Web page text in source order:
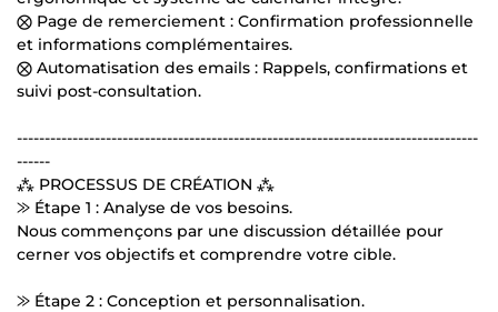
⨂ Page de remerciement : Confirmation professionnelle
et informations complémentaires.
⨂ Automatisation des emails : Rappels, confirmations et
suivi post-consultation.
-----------------------------------------------------------------------------------
------
⁂ PROCESSUS DE CRÉATION ⁂
⨠ Étape 1 : Analyse de vos besoins.
Nous commençons par une discussion détaillée pour
cerner vos objectifs et comprendre votre cible.
⨠ Étape 2 : Conception et personnalisation.